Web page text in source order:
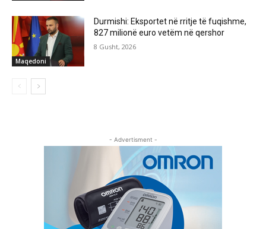
Maqedoni
Durmishi: Eksportet në rritje të fuqishme,
827 milionë euro vetëm në qershor
8 Gusht, 2026
- Advertisment -